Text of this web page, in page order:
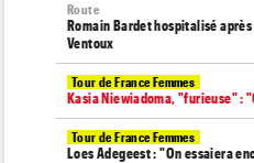
Route
Romain Bardet hospitalisé
Ventoux
Tour de France Femmes
Kasia Niewiadoma, "furieuse" :
Tour de France Femmes
Loes Adegeest : "On essaiera